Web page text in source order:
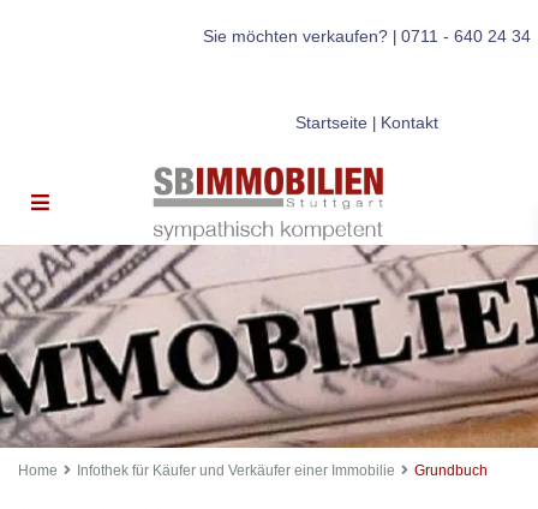
Sie möchten verkaufen?| 0711 - 640 24 34
Startseite| Kontakt
Home Infothek für Käufer und Verkäufer einer Immobilie Grundbuch